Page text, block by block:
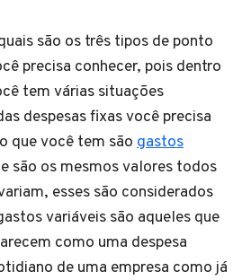
são os três tipos de ponto
precisa conhecer, pois dentro
tem várias situações
despesas fixas você precisa
que você tem são gastos
são os mesmos valores todos
esses são considerados
variáveis são aqueles que
como uma despesa
de uma empresa como já